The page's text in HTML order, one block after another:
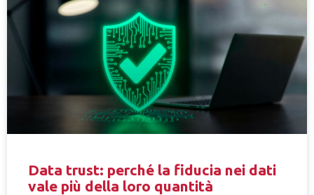
Data trust: perché la fiducia nei dati
vale più della loro quantità